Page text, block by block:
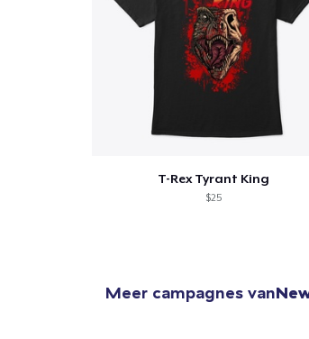
T-Rex Tyrant King
$25
Meer campagnes van